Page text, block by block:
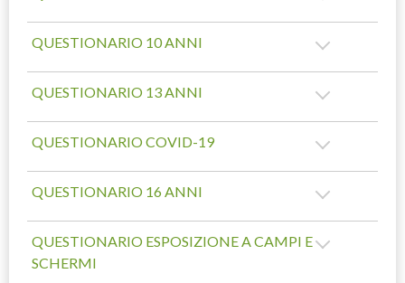
QUESTIONARIO 10 ANNI
QUESTIONARIO 13 ANNI
QUESTIONARIO COVID-19
QUESTIONARIO 16 ANNI
QUESTIONARIO ESPOSIZIONE A CAMPI E
SCHERMI